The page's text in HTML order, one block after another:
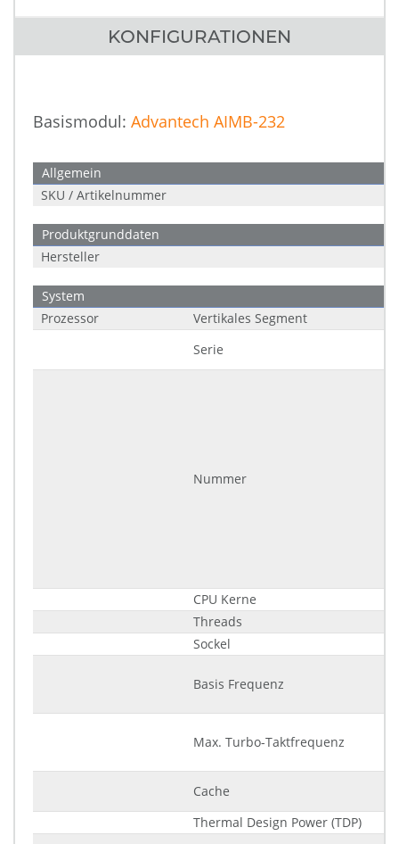
KONFIGURATIONEN
Basismodul: Advantech AIMB-232
Allgemein
SKU / Artikelnummer
Produktgrunddaten
Hersteller
System
Prozessor
Vertikales Segment
Serie
Nummer
CPU Kerne
Threads
Sockel
Basis Frequenz
Max. Turbo-Taktfrequenz
Cache
Thermal Design Power (TDP)